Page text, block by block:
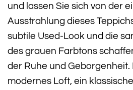
und lassen Sie sich von der
Ausstrahlung dieses
subtile Used-Look und die
des grauen Farbtons
der Ruhe und Geborgenheit.
modernes Loft, ein